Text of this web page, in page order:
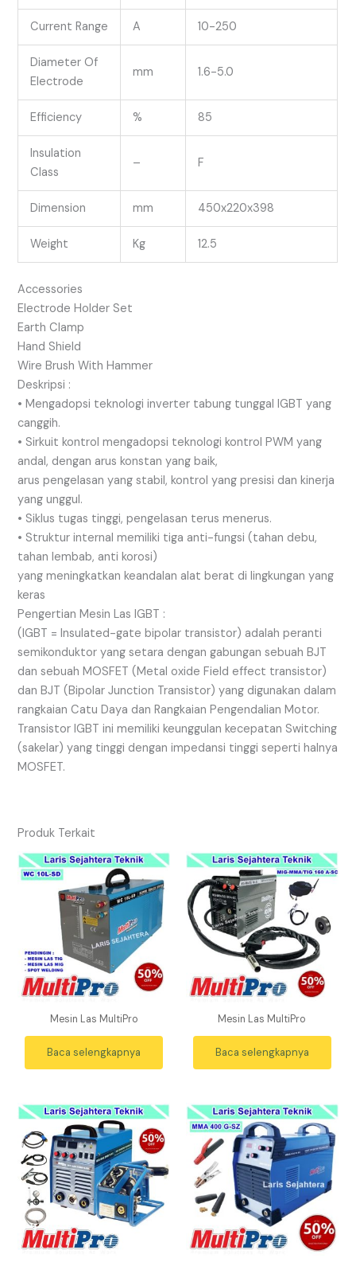
Current Range A 10-250
Diameter Of
Electrode
mm 1.6-5.0
Efficiency % 85
Insulation
Class
– F
Dimension mm 450x220x398
Weight Kg 12.5
Accessories
Electrode Holder Set
Earth Clamp
Hand Shield
Wire Brush With Hammer
Deskripsi :
• Mengadopsi teknologi inverter tabung tunggal IGBT yang
canggih.
• Sirkuit kontrol mengadopsi teknologi kontrol PWM yang
andal, dengan arus konstan yang baik,
arus pengelasan yang stabil, kontrol yang presisi dan kinerja
yang unggul.
• Siklus tugas tinggi, pengelasan terus menerus.
• Struktur internal memiliki tiga anti-fungsi (tahan debu,
tahan lembab, anti korosi)
yang meningkatkan keandalan alat berat di lingkungan yang
keras
Pengertian Mesin Las IGBT :
(IGBT = Insulated-gate bipolar transistor) adalah peranti
semikonduktor yang setara dengan gabungan sebuah BJT
dan sebuah MOSFET (Metal oxide Field effect transistor)
dan BJT (Bipolar Junction Transistor) yang digunakan dalam
rangkaian Catu Daya dan Rangkaian Pengendalian Motor.
Transistor IGBT ini memiliki keunggulan kecepatan Switching
(sakelar) yang tinggi dengan impedansi tinggi seperti halnya
MOSFET.
Produk Terkait
Mesin Las MultiPro
Baca selengkapnya
Mesin Las MultiPro
Baca selengkapnya